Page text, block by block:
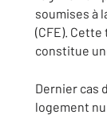
soumises à
(CFE).
constitue
Dernier cas
logement